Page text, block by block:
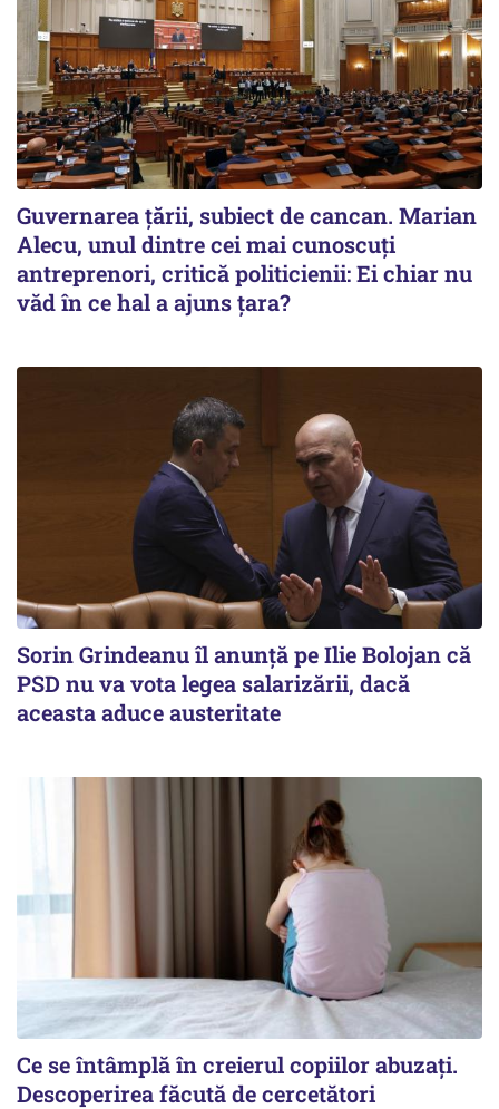
Guvernarea ţării, subiect de cancan. Marian
Alecu, unul dintre cei mai cunoscuţi
antreprenori, critică politicienii: Ei chiar nu
văd în ce hal a ajuns ţara?
Sorin Grindeanu îl anunţă pe Ilie Bolojan că
PSD nu va vota legea salarizării, dacă
aceasta aduce austeritate
Ce se întâmplă în creierul copiilor abuzați.
Descoperirea făcută de cercetători